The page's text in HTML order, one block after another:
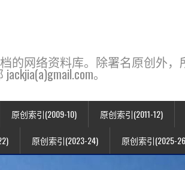
档的网络资料库。除署名原创外，
。
原创索引(2009-10) 原创索引(2011-12)
原创索引(2023-24) 原创索引(2025-